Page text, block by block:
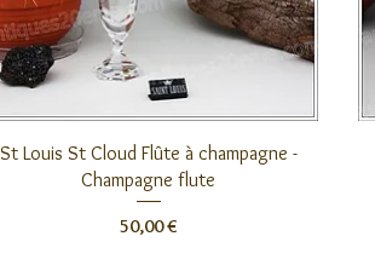
Aperçu rapide
St Louis St Cloud Flûte à champagne -
Champagne flute
Prix
50,00 €